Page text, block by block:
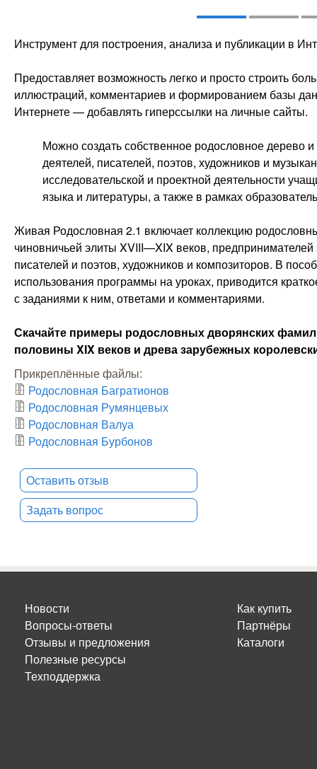
Инструмент для построения, анализа и публикации в
Предоставляет возможность легко и просто строить
иллюстраций, комментариев и формированием базы
Интернете — добавлять гиперссылки на личные сайты.
Можно создать собственное родословное дерево
деятелей, писателей, поэтов, художников и
исследовательской и проектной деятельности
языка и литературы, а также в рамках
Живая Родословная 2.1 включает коллекцию
чиновничьей элиты XVIII—XIX веков,
писателей и поэтов, художников и композиторов. В
использования программы на уроках, приводится
с заданиями к ним, ответами и комментариями.
Скачайте примеры родословных дворянских
половины XIX веков и древа зарубежных
Прикреплённые файлы:
Родословная Багратионов
Родословная Румянцевых
Родословная Валуа
Родословная Бурбонов
Оставить отзыв
Задать вопрос
Новости
Вопросы-ответы
Отзывы и предложения
Полезные ресурсы
Техподдержка
Как купить
Партнёры
Каталоги